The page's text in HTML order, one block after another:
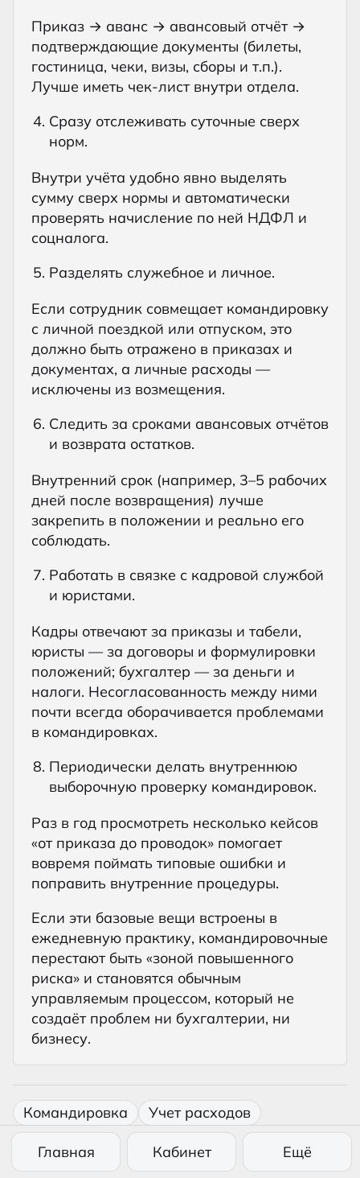
Приказ → аванс → авансовый отчёт →
подтверждающие документы (билеты,
гостиница, чеки, визы, сборы и т.п.).
Лучше иметь чек-лист внутри отдела.
Сразу отслеживать суточные сверх
норм.
Внутри учёта удобно явно выделять
сумму сверх нормы и автоматически
проверять начисление по ней НДФЛ и
соцналога.
Разделять служебное и личное.
Если сотрудник совмещает командировку
с личной поездкой или отпуском, это
должно быть отражено в приказах и
документах, а личные расходы —
исключены из возмещения.
Следить за сроками авансовых отчётов
и возврата остатков.
Внутренний срок (например, 3–5 рабочих
дней после возвращения) лучше
закрепить в положении и реально его
соблюдать.
Работать в связке с кадровой службой
и юристами.
Кадры отвечают за приказы и табели,
юристы — за договоры и формулировки
положений; бухгалтер — за деньги и
налоги. Несогласованность между ними
почти всегда оборачивается проблемами
в командировках.
Периодически делать внутреннюю
выборочную проверку командировок.
Раз в год просмотреть несколько кейсов
«от приказа до проводок» помогает
вовремя поймать типовые ошибки и
поправить внутренние процедуры.
Если эти базовые вещи встроены в
ежедневную практику, командировочные
перестают быть «зоной повышенного
риска» и становятся обычным
управляемым процессом, который не
создаёт проблем ни бухгалтерии, ни
бизнесу.
Командировка
Учет расходов
Бухгалтерия
Главная Кабинет Ещё